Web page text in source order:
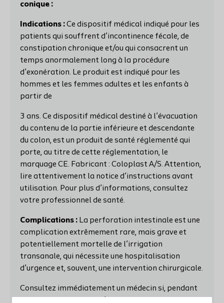
conique :
Indications :Ce dispositif médical indiqué pour les
patients qui souffrent d’incontinence fécale, de
constipation chronique et/ou qui consacrent un
temps anormalement long à la procédure
d’exonération. Le produit est indiqué pour les
hommes et les femmes adultes et les enfants à
partir de
3 ans. Ce dispositif médical destiné à l’évacuation
du contenu de la partie inférieure et descendante
du colon, est un produit de santé réglementé qui
porte, au titre de cette réglementation, le
marquage CE. Fabricant : Coloplast A/S. Attention,
lire attentivement la notice d’instructions avant
utilisation. Pour plus d’informations, consultez
votre professionnel de santé.
Complications : La perforation intestinale est une
complication extrêmement rare, mais grave et
potentiellement mortelle de l’irrigation
transanale, qui nécessite une hospitalisation
d’urgence et, souvent, une intervention chirurgicale.
Consultez immédiatement un médecin si, pendant